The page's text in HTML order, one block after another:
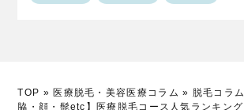
TOP »医療脱毛・美容医療コラム » 脱毛コラム
脇・顔・髭etc】医療脱毛コース人気ランキング